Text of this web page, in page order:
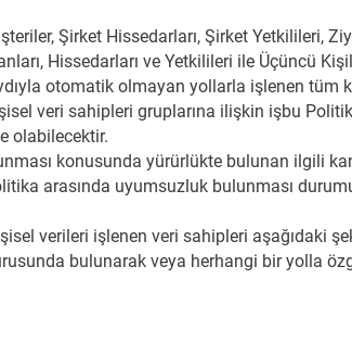
Şirket Hissedarları, Şirket Yetkilileri,
Hissedarları ve Yetkilileri ile Üçüncü
otomatik olmayan yollarla işlenen tüm
veri sahipleri gruplarına ilişkin işbu
olabilecektir.
konusunda yürürlükte bulunan ilgili
arasında uyumsuzluk bulunması
verileri işlenen veri sahipleri aşağıdaki
bulunarak veya herhangi bir yolla